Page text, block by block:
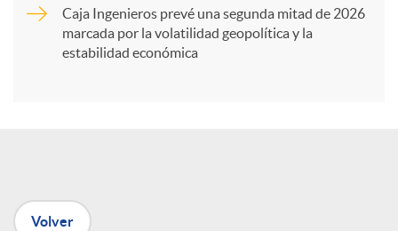
n
Caja Ingenieros prevé una segunda mitad de 2026
marcada por la volatilidad geopolítica y la
estabilidad económica
Volver